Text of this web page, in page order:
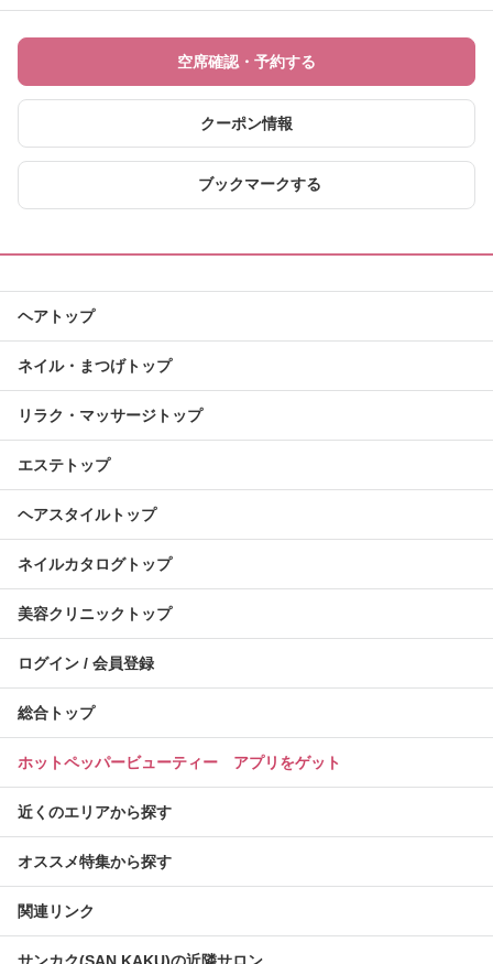
空席確認・予約する
クーポン情報
ブックマークする
ヘアトップ
ネイル・まつげトップ
リラク・マッサージトップ
エステトップ
ヘアスタイルトップ
ネイルカタログトップ
美容クリニックトップ
ログイン / 会員登録
総合トップ
ホットペッパービューティー アプリをゲット
近くのエリアから探す
オススメ特集から探す
関連リンク